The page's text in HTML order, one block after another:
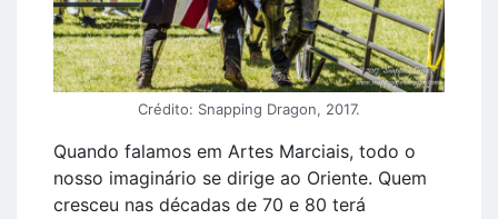
Crédito: Snapping Dragon, 2017.
Quando falamos em Artes Marciais, todo o
nosso imaginário se dirige ao Oriente. Quem
cresceu nas décadas de 70 e 80 terá